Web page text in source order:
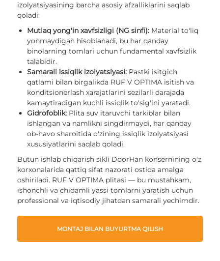
izolyatsiyasining barcha asosiy afzalliklarini saqlab
qoladi:
Mutlaq yong'in xavfsizligi (NG sinfi): Material to'liq
yonmaydigan hisoblanadi, bu har qanday
binolarning tomlari uchun fundamental xavfsizlik
talabidir.
Samarali issiqlik izolyatsiyasi: Pastki isitgich
qatlami bilan birgalikda RUF V OPTIMA isitish va
konditsionerlash xarajatlarini sezilarli darajada
kamaytiradigan kuchli issiqlik to'sig'ini yaratadi.
Gidrofoblik: Plita suv itaruvchi tarkiblar bilan
ishlangan va namlikni singdirmaydi, har qanday
ob-havo sharoitida o'zining issiqlik izolyatsiyasi
xususiyatlarini saqlab qoladi.
Butun ishlab chiqarish sikli DoorHan konsernining o'z
korxonalarida qattiq sifat nazorati ostida amalga
oshiriladi. RUF V OPTIMA plitasi — bu mustahkam,
ishonchli va chidamli yassi tomlarni yaratish uchun
professional va iqtisodiy jihatdan samarali yechimdir.
MONTAJ BILAN BUYURTMA QILISH